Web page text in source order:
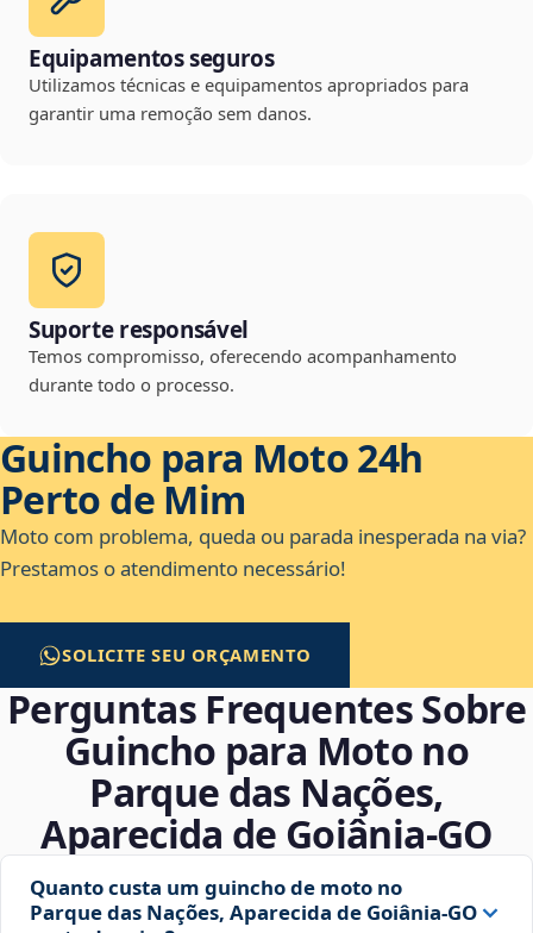
Equipamentos seguros
Utilizamos técnicas e equipamentos apropriados para
garantir uma remoção sem danos.
Suporte responsável
Temos compromisso, oferecendo acompanhamento
durante todo o processo.
Guincho para Moto 24h
Perto de Mim
Moto com problema, queda ou parada inesperada na via?
Prestamos o atendimento necessário!
SOLICITE SEU ORÇAMENTO
Perguntas Frequentes Sobre
Guincho para Moto no
Parque das Nações,
Aparecida de Goiânia‑GO
Quanto custa um guincho de moto no
Parque das Nações, Aparecida de Goiânia‑GO